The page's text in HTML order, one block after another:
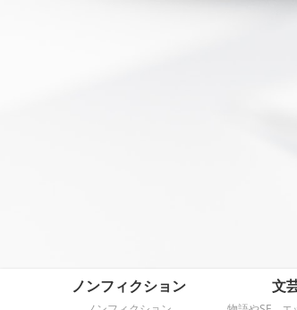
ノンフィクション
文